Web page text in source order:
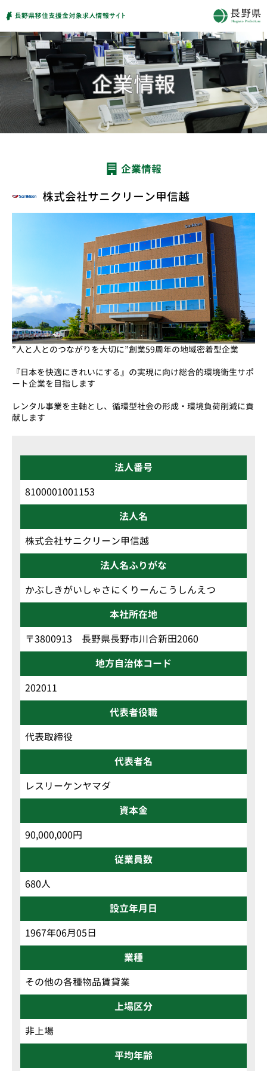
企業情報
株式会社サニクリーン甲信越
”人と人とのつながりを大切に”創業59周年の地域密着型企業
『日本を快適にきれいにする』の実現に向け総合的環境衛生サポ
ート企業を目指します
レンタル事業を主軸とし、循環型社会の形成・環境負荷削減に貢
献します
法人番号
8100001001153
法人名
株式会社サニクリーン甲信越
法人名ふりがな
かぶしきがいしゃさにくりーんこうしんえつ
本社所在地
〒3800913 長野県長野市川合新田2060
地方自治体コード
202011
代表者役職
代表取締役
代表者名
レスリーケンヤマダ
資本金
90,000,000円
従業員数
680人
設立年月日
1967年06月05日
業種
その他の各種物品賃貸業
上場区分
非上場
平均年齢